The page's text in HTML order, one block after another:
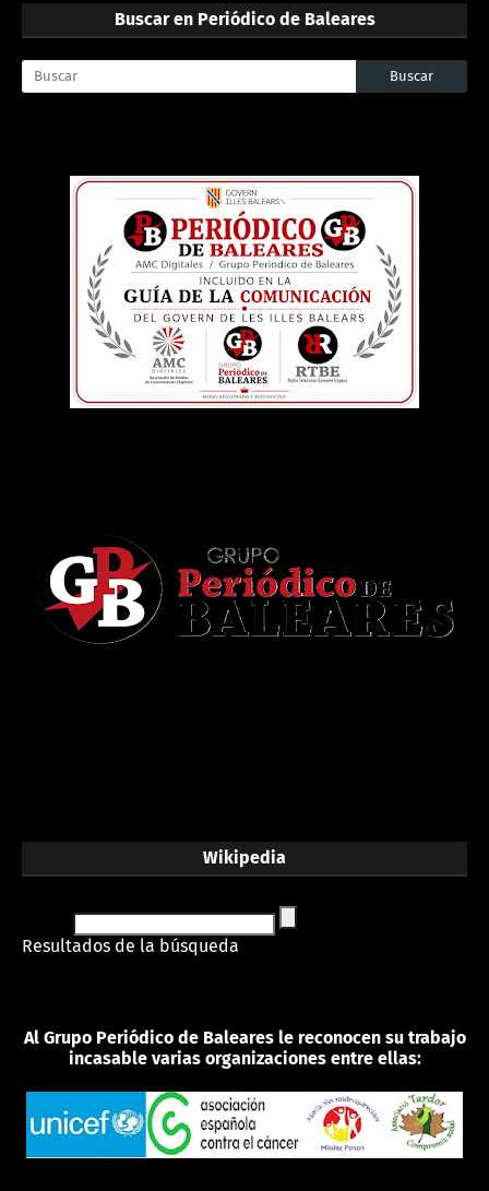
Buscar en Periódico de Baleares
Wikipedia
Resultados de la búsqueda
Al Grupo Periódico de Baleares le reconocen su trabajo
incasable varias organizaciones entre ellas: